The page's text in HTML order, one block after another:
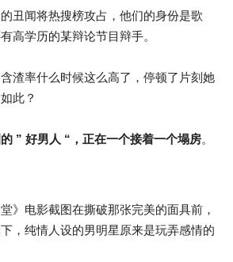
丑闻将热搜榜攻占，他们的身份是歌
高学历的某辩论节目辩手。
渣率什么时候这么高了，停顿了片刻她
此？
” 好男人 “，正在一个接着一个塌房。
》电影截图在撕破那张完美的面具前，
，纯情人设的男明星原来是玩弄感情的